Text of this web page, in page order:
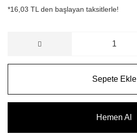
*16,03 TL den başlayan taksitlerle!
Sepete Ekle
Hemen Al